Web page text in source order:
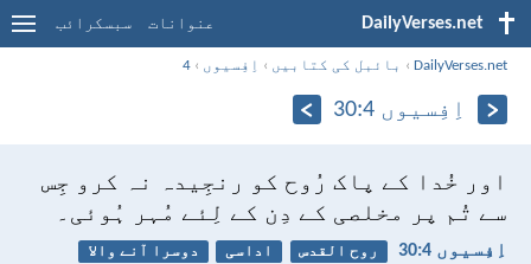
DailyVerses.net عنوانات سبسکرائب
DailyVerses.net
› بائبل کی کتابیں › اِفِسیوں ›
4
اِفِسیوں 4:‏30
اور خُدا کے پاک رُوح کو رنجِیدہ نہ کرو جِس
سے تُم پر مخلصی کے دِن کے لِئے مُہر ہُوئی۔
اِفِسیوں 4:‏30 روح القدس اداسی دوسرا آنے والا